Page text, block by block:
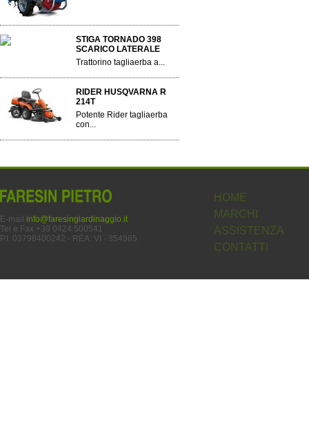
STIGA TORNADO 398
SCARICO LATERALE
Trattorino tagliaerba a...
RIDER HUSQVARNA R
214T
Potente Rider tagliaerba
con...
E-mail info@faresingiardinaggio.it
Tel e Fax +39 0424 500541
P.I. 03798400242 - REA: VI - 354985
HOME
MARCHI
ASSISTENZA
CONTATTI